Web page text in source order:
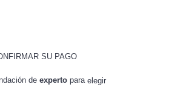
SU PAGO
de experto para elegir